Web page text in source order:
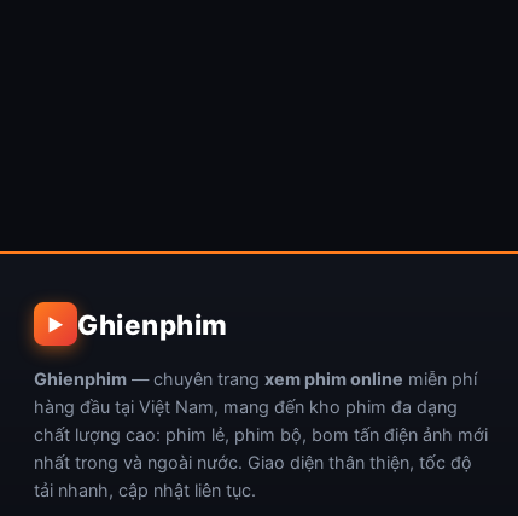
▶ Ghienphim
Ghienphim — chuyên trang xem phim online miễn phí
hàng đầu tại Việt Nam, mang đến kho phim đa dạng
chất lượng cao: phim lẻ, phim bộ, bom tấn điện ảnh mới
nhất trong và ngoài nước. Giao diện thân thiện, tốc độ
tải nhanh, cập nhật liên tục.